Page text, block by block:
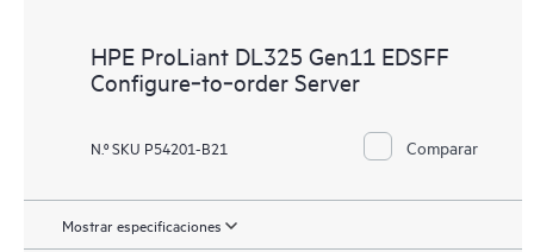
HPE ProLiant DL325 Gen11 EDSFF
Configure‑to‑order Server
N.º SKU P54201-B21 Comparar
Mostrar especificaciones